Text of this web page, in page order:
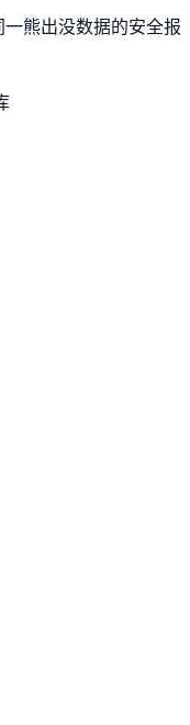
熊出没数据的安全报